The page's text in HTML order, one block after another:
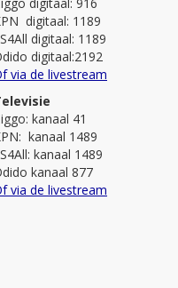
digitaal: 1189
digitaal: 1189
digitaal:2192
via de livestream
kanaal 41
kanaal 1489
kanaal 1489
kanaal 877
via de livestream